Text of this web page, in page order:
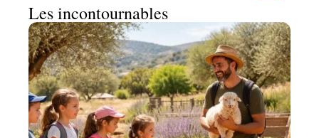
Les incontournables